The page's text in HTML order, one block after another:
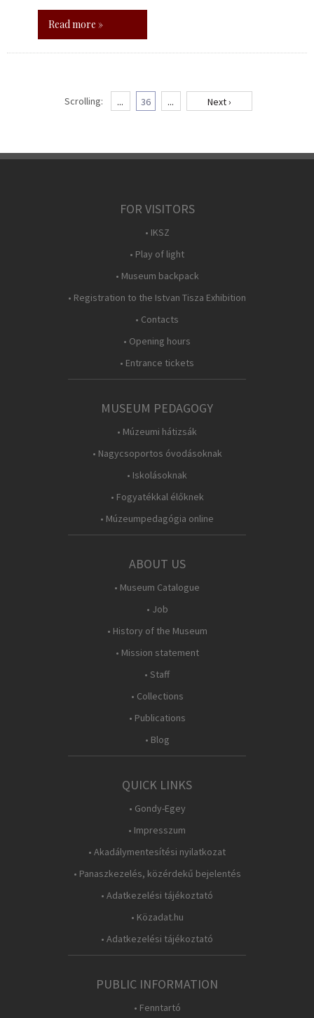
Read more »
Scrolling: ... 36 ... Next ›
FOR VISITORS
• IKSZ
• Play of light
• Museum backpack
• Registration to the Istvan Tisza Exhibition
• Contacts
• Opening hours
• Entrance tickets
MUSEUM PEDAGOGY
• Múzeumi hátizsák
• Nagycsoportos óvodásoknak
• Iskolásoknak
• Fogyatékkal élőknek
• Múzeumpedagógia online
ABOUT US
• Museum Catalogue
• Job
• History of the Museum
• Mission statement
• Staff
• Collections
• Publications
• Blog
QUICK LINKS
• Gondy-Egey
• Impresszum
• Akadálymentesítési nyilatkozat
• Panaszkezelés, közérdekű bejelentés
• Adatkezelési tájékoztató
• Közadat.hu
• Adatkezelési tájékoztató
PUBLIC INFORMATION
• Fenntartó